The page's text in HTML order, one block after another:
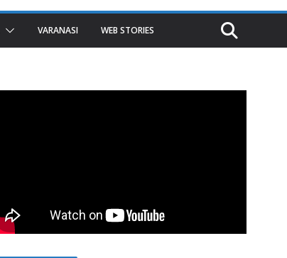
VARANASI WEB STORIES